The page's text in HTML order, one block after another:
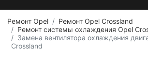
Ремонт Opel
Ремонт Opel Crossland
Ремонт системы охлаждения Opel
Замена вентилятора охлаждения
Crossland